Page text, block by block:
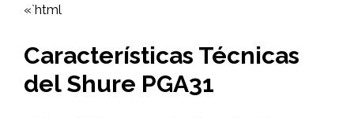
«`html
Características Técnicas
del Shure PGA31